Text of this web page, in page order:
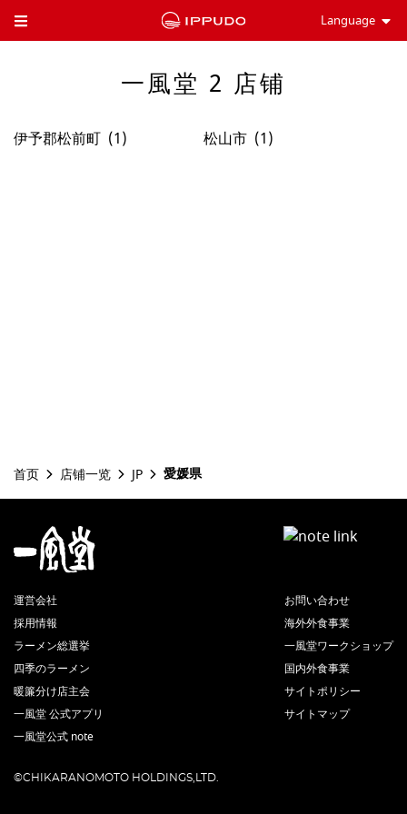
Toggle Header Menu Language
一風堂 2 店铺
伊予郡松前町 松山市
首页 店铺一览 JP 愛媛県
運営会社
採用情報
ラーメン総選挙
四季のラーメン
暖簾分け店主会
一風堂 公式アプリ
一風堂公式 note
お問い合わせ
海外外食事業
一風堂ワークショップ
国内外食事業
サイトポリシー
サイトマップ
©CHIKARANOMOTO HOLDINGS,LTD.